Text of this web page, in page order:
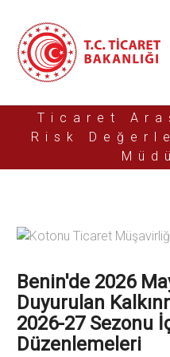
Ticaret
Risk
Benin'de 2026
Duyurulan
2026-27 Sezonu
Düzenlemeleri